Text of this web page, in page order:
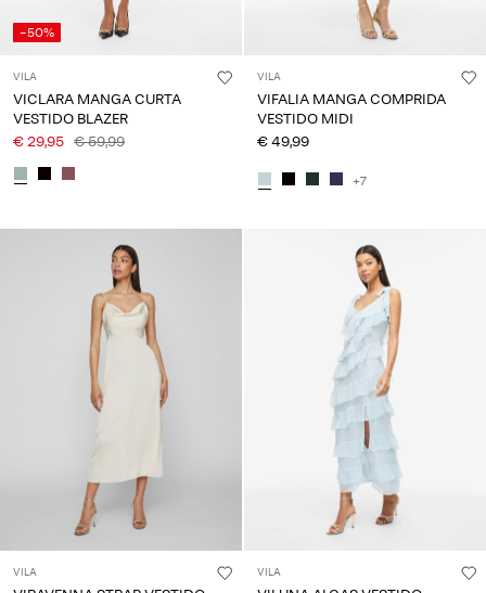
-50%
VILA
VICLARA MANGA CURTA
VESTIDO BLAZER
€ 29,95 € 59,99
VILA
VIFALIA MANGA COMPRIDA
VESTIDO MIDI
€ 49,99
+7
VILA VILA